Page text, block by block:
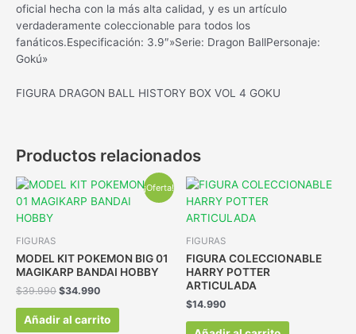
oficial hecha con la más alta calidad, y es un artículo
verdaderamente coleccionable para todos los
fanáticos.Especificación: 3.9″»Serie: Dragon BallPersonaje:
Gokú»
FIGURA DRAGON BALL HISTORY BOX VOL 4 GOKU
Productos relacionados
¡Oferta!
FIGURAS
MODEL KIT POKEMON BIG 01
MAGIKARP BANDAI HOBBY
$39.990 $34.990
Añadir al carrito
FIGURAS
FIGURA COLECCIONABLE
HARRY POTTER
ARTICULADA
$14.990